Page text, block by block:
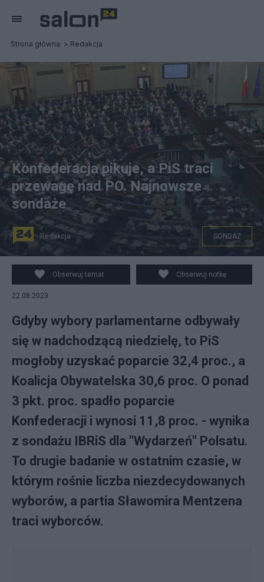
Strona główna Redakcja
źródło: Sejm.gov
Konfederacja pikuje, a PiS traci
przewagę nad PO. Najnowsze
sondaże
Redakcja SONDAŻ
Obserwuj temat Obserwuj notkę
22.08.2023
Gdyby wybory parlamentarne odbywały
się w nadchodzącą niedzielę, to PiS
mogłoby uzyskać poparcie 32,4 proc., a
Koalicja Obywatelska 30,6 proc. O ponad
3 pkt. proc. spadło poparcie
Konfederacji i wynosi 11,8 proc. - wynika
z sondażu IBRiS dla "Wydarzeń" Polsatu.
To drugie badanie w ostatnim czasie, w
którym rośnie liczba niezdecydowanych
wyborów, a partia Sławomira Mentzena
traci wyborców.